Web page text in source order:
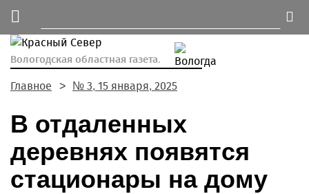
Вологодская областная газета.
Главное № 3, 15 января, 2025
В отдаленных
деревнях появятся
стационары на дому